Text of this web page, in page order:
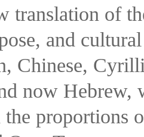
translation of
and
Chinese,
now Hebrew,
proportions